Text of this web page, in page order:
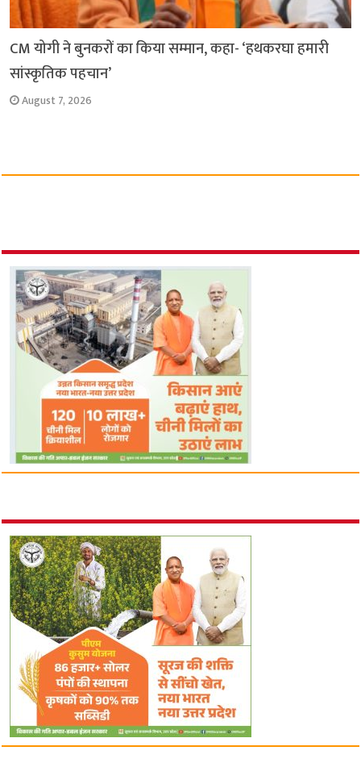
CM योगी ने बुनकरों का किया सम्मान, कहा- ‘हथकरघा हमारी
सांस्कृतिक पहचान’
August 7, 2026